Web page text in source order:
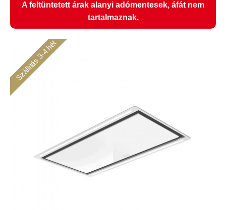
A feltüntetett árak alanyi adómentesek, áfát nem
tartalmaznak.
Szállítás 3-4 hét